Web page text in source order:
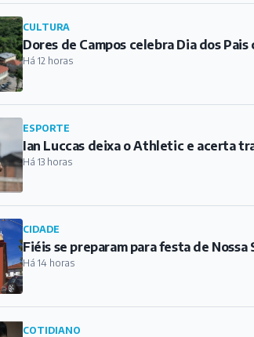
Há 13 horas
Há 14 horas
em Barbacena
Há 16 horas